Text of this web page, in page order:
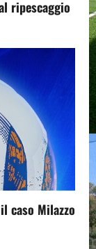
ripescaggio
caso Milazzo